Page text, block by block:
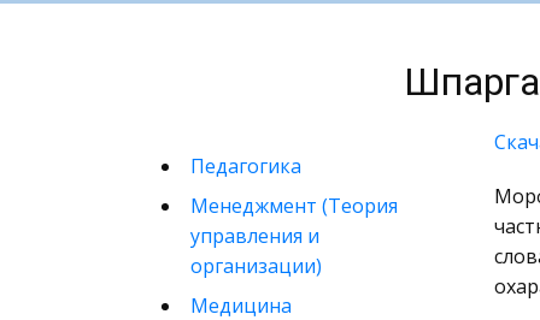
Педагогика
Менеджмент (Теория
управления и
организации)
Медицина